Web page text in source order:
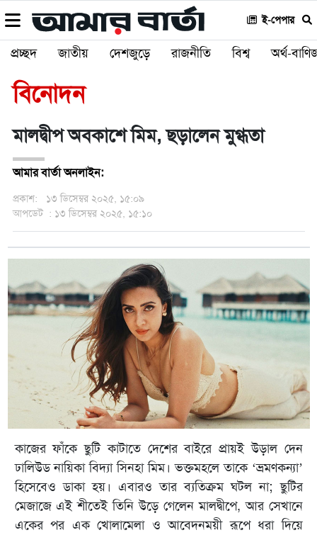
ই-পেপার
প্রচ্ছদ জাতীয় দেশজুড়ে রাজনীতি বিশ্ব অর্থ-
বিনোদন
মালদ্বীপ অবকাশে মিম, ছড়ালেন মুগ্ধতা
আমার বার্তা অনলাইন:
প্রকাশ:
১৩ ডিসেম্বর ২০২৫, ১৫:০৯
আপডেট : ১৩ ডিসেম্বর ২০২৫, ১৫:১০
কাজের ফাঁকে ছুটি কাটাতে দেশের বাইরে প্রায়ই উড়াল দেন
ঢালিউড নায়িকা বিদ্যা সিনহা মিম। ভক্তমহলে তাকে ‘ভ্রমণকন্যা’
হিসেবেও ডাকা হয়। এবারও তার ব্যতিক্রম ঘটল না; ছুটির
মেজাজে এই শীতেই তিনি উড়ে গেলেন মালদ্বীপে, আর সেখানে
একের পর এক খোলামেলা ও আবেদনময়ী রূপে ধরা দিয়ে